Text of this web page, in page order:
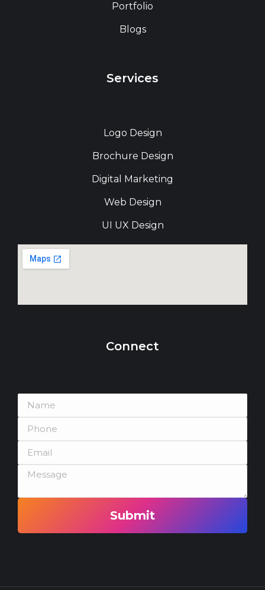
Portfolio
Blogs
Services
Logo Design
Brochure Design
Digital Marketing
Web Design
UI UX Design
Connect
Submit